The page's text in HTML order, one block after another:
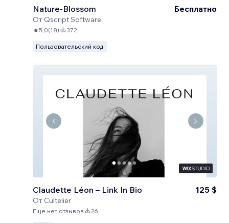
Nature-Blossom
От Qscript Software
Бесплатно
5,0(18) 372
Пользовательский код
Claudette Léon – Link In Bio
От Cultelier
125 $
Еще нет отзывов 26